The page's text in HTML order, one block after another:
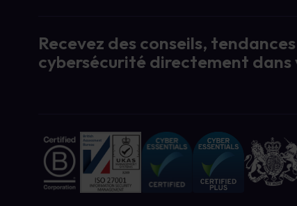
Recevez des conseils,
cybersécurité directement